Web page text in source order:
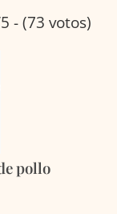
- (73 votos)
pollo